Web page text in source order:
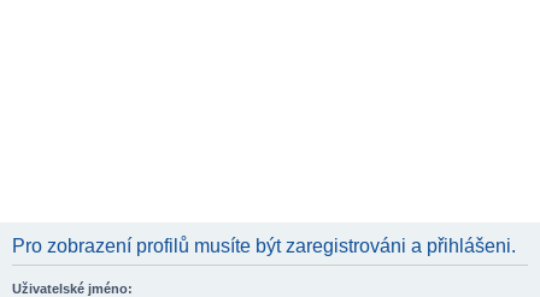
Pro zobrazení profilů musíte být zaregistrováni a přihlášeni.
Uživatelské jméno: